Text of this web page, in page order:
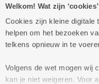
Welkom! Wat zijn
Cookies zijn kleine digitale
helpen om het bezoeken
telkens opnieuw in te
Volgens de wet mogen wij
kan je niet weigeren. Voor